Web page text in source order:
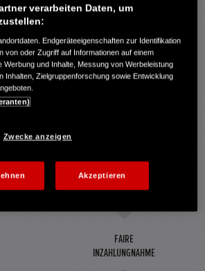
12
MONATE
MOBILITÄTSHILFE*
FAIRE
INZAHLUNGNAHME
verarbeiten Daten, um
Endgeräteeigenschaften zur Identifikation
von oder Zugriff auf Informationen auf einem
Werbung und Inhalte, Messung von Werbeleistung
Inhalten, Zielgruppenforschung sowie Entwicklung
Zwecke anzeigen
Akzeptieren